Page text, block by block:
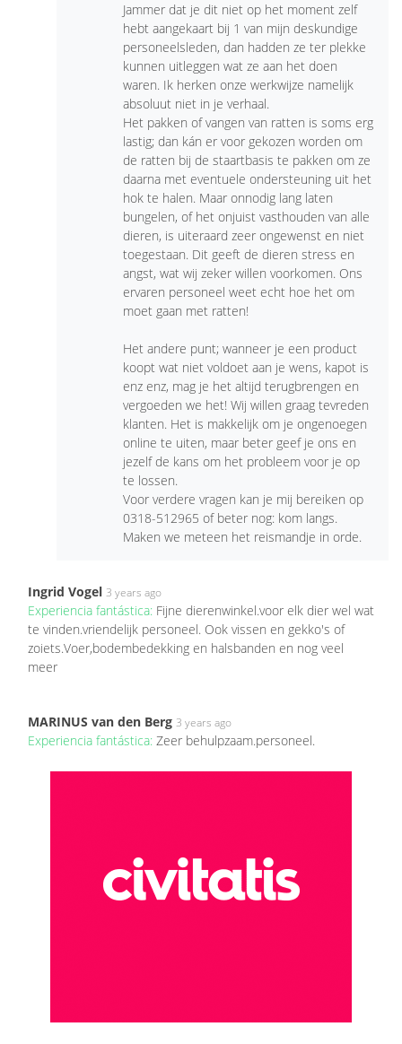
Jammer dat je dit niet op het moment zelf
hebt aangekaart bij 1 van mijn deskundige
personeelsleden, dan hadden ze ter plekke
kunnen uitleggen wat ze aan het doen
waren. Ik herken onze werkwijze namelijk
absoluut niet in je verhaal.
Het pakken of vangen van ratten is soms erg
lastig; dan kán er voor gekozen worden om
de ratten bij de staartbasis te pakken om ze
daarna met eventuele ondersteuning uit het
hok te halen. Maar onnodig lang laten
bungelen, of het onjuist vasthouden van alle
dieren, is uiteraard zeer ongewenst en niet
toegestaan. Dit geeft de dieren stress en
angst, wat wij zeker willen voorkomen. Ons
ervaren personeel weet echt hoe het om
moet gaan met ratten!
Het andere punt; wanneer je een product
koopt wat niet voldoet aan je wens, kapot is
enz enz, mag je het altijd terugbrengen en
vergoeden we het! Wij willen graag tevreden
klanten. Het is makkelijk om je ongenoegen
online te uiten, maar beter geef je ons en
jezelf de kans om het probleem voor je op
te lossen.
Voor verdere vragen kan je mij bereiken op
0318-512965 of beter nog: kom langs.
Maken we meteen het reismandje in orde.
Ingrid Vogel 3 years ago
Experiencia fantástica: Fijne dierenwinkel.voor elk dier wel wat
te vinden.vriendelijk personeel. Ook vissen en gekko's of
zoiets.Voer,bodembedekking en halsbanden en nog veel
meer
MARINUS van den Berg 3 years ago
Experiencia fantástica: Zeer behulpzaam.personeel.